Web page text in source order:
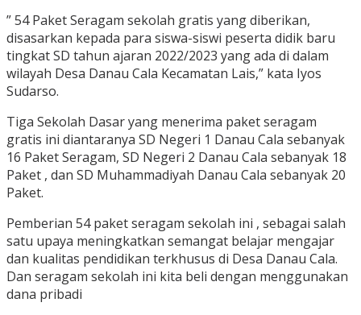
” 54 Paket Seragam sekolah gratis yang diberikan,
disasarkan kepada para siswa-siswi peserta didik baru
tingkat SD tahun ajaran 2022/2023 yang ada di dalam
wilayah Desa Danau Cala Kecamatan Lais,” kata Iyos
Sudarso.
Tiga Sekolah Dasar yang menerima paket seragam
gratis ini diantaranya SD Negeri 1 Danau Cala sebanyak
16 Paket Seragam, SD Negeri 2 Danau Cala sebanyak 18
Paket , dan SD Muhammadiyah Danau Cala sebanyak 20
Paket.
Pemberian 54 paket seragam sekolah ini , sebagai salah
satu upaya meningkatkan semangat belajar mengajar
dan kualitas pendidikan terkhusus di Desa Danau Cala.
Dan seragam sekolah ini kita beli dengan menggunakan
dana pribadi